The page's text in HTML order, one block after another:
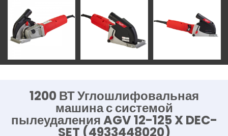
1200 ВТ Углошлифовальная
машина с системой
пылеудаления AGV 12-125 X DEC-
SET (4933448020)